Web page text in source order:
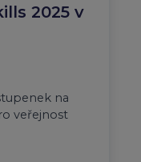
2025 v
na
veřejnost